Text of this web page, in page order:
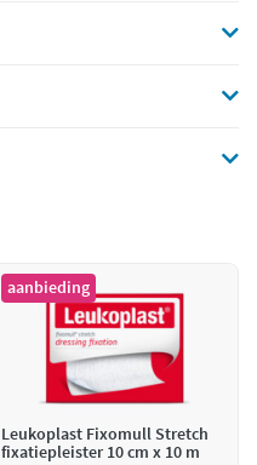
aanbieding
Leukoplast Fixomull Stretch
fixatiepleister 10 cm x 10 m